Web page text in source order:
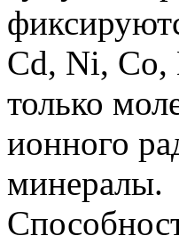
Cd, Ni, Co,
только
ионного
минералы.